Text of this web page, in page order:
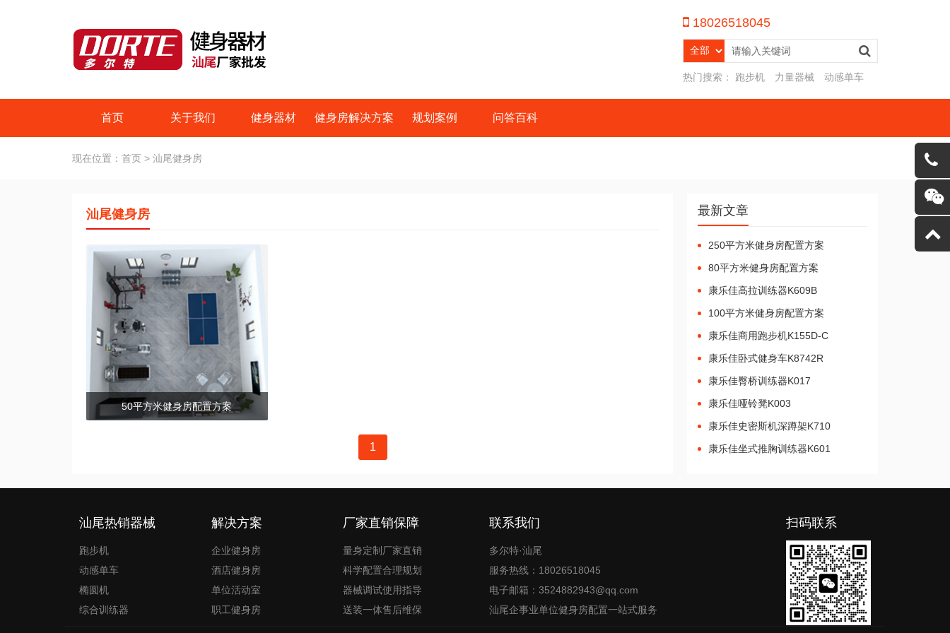
18026518045
热门搜索： 跑步机 力量器械 动感单车
首页 关于我们 健身器材 健身房解决方案 规划案例 问答百科
现在位置： 首页 > 汕尾健身房
汕尾健身房
50平方米健身房配置方案
1
最新文章
250平方米健身房配置方案
80平方米健身房配置方案
康乐佳高拉训练器K609B
100平方米健身房配置方案
康乐佳商用跑步机K155D-C
康乐佳卧式健身车K8742R
康乐佳臀桥训练器K017
康乐佳哑铃凳K003
康乐佳史密斯机深蹲架K710
康乐佳坐式推胸训练器K601
汕尾热销器械
跑步机
动感单车
椭圆机
综合训练器
解决方案
企业健身房
酒店健身房
单位活动室
职工健身房
厂家直销保障
量身定制厂家直销
科学配置合理规划
器械调试使用指导
送装一体售后维保
联系我们
多尔特·汕尾
服务热线：18026518045
电子邮箱：3524882943@qq.com
汕尾企事业单位健身房配置一站式服务
扫码联系
客服微